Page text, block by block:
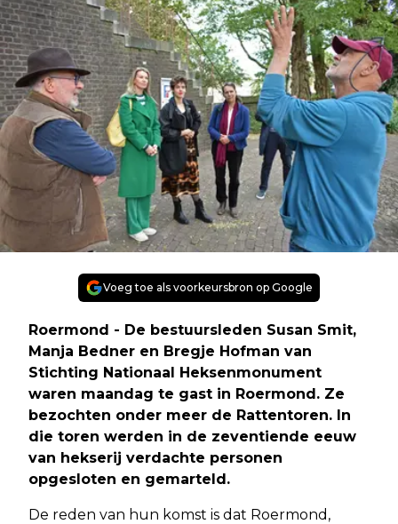
Voeg toe als voorkeursbron op Google
Roermond - De bestuursleden Susan Smit,
Manja Bedner en Bregje Hofman van
Stichting Nationaal Heksenmonument
waren maandag te gast in Roermond. Ze
bezochten onder meer de Rattentoren. In
die toren werden in de zeventiende eeuw
van hekserij verdachte personen
opgesloten en gemarteld.
De reden van hun komst is dat Roermond,